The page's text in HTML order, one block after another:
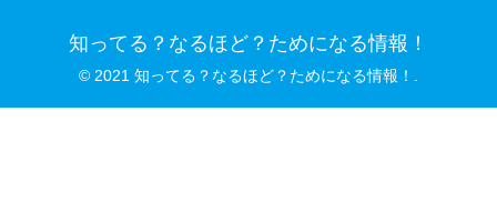
知ってる？なるほど？ためになる情報！
© 2021 知ってる？なるほど？ためになる情報！.